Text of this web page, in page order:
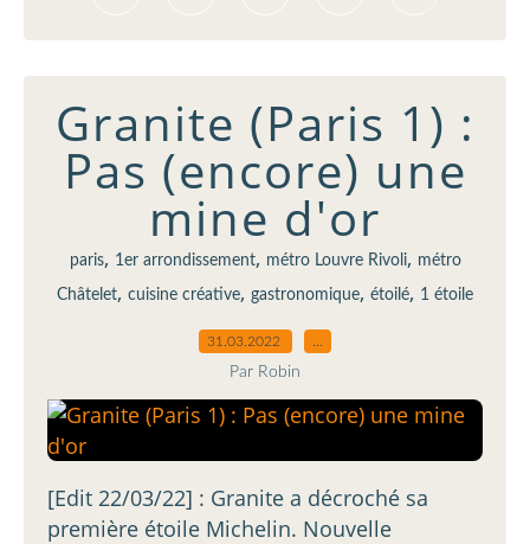
Granite (Paris 1) :
Pas (encore) une
mine d'or
paris, 1er arrondissement, métro Louvre Rivoli, métro
Châtelet, cuisine créative, gastronomique, étoilé, 1 étoile
31.03.2022
Par Robin
[Edit 22/03/22] : Granite a décroché sa
première étoile Michelin. Nouvelle